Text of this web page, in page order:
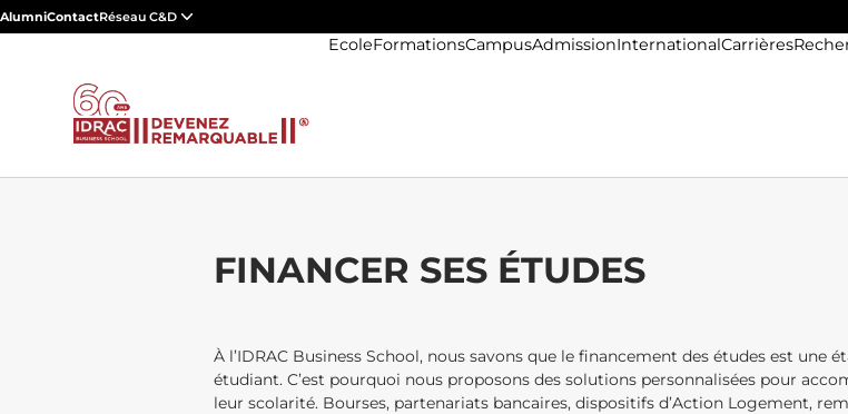
AlumniContactRéseau C&D
EcoleFormationsCampusAdmissionInternationalCarrières
FINANCER SES ÉTUDES
À l’IDRAC Business School, nous savons que le financement des études est une
étudiant. C’est pourquoi nous proposons des solutions personnalisées pour
leur scolarité. Bourses, partenariats bancaires, dispositifs d’Action Logement,